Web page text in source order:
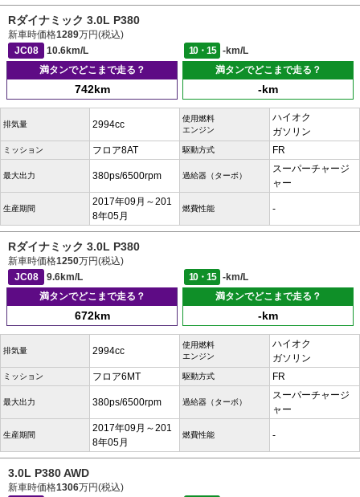
Rダイナミック 3.0L P380
新車時価格1289万円(税込)
JC08
10.6km/L 10・15
-km/L
満タンでどこまで走る？
742km
満タンでどこまで走る？
-km
排気量 2994cc
使用燃料
エンジン
ハイオク
ガソリン
ミッション フロア8AT 駆動方式 FR
最大出力 380ps/6500rpm 過給器（ターボ）
スーパーチャージ
ャー
生産期間
2017年09月～201
8年05月
燃費性能 -
Rダイナミック 3.0L P380
新車時価格1250万円(税込)
JC08
9.6km/L 10・15
-km/L
満タンでどこまで走る？
672km
満タンでどこまで走る？
-km
排気量 2994cc
使用燃料
エンジン
ハイオク
ガソリン
ミッション フロア6MT 駆動方式 FR
最大出力 380ps/6500rpm 過給器（ターボ）
スーパーチャージ
ャー
生産期間
2017年09月～201
8年05月
燃費性能 -
3.0L P380 AWD
新車時価格1306万円(税込)